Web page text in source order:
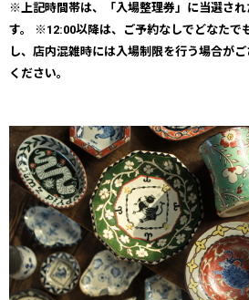
※上記時間帯は、「入場整理券」に当選さ
す。 ※12:00以降は、ご予約なしでどなたで
し、店内混雑時には入場制限を行う場合が
ください。